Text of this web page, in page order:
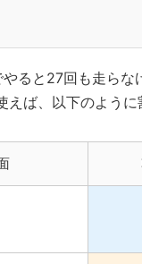
ると27回も走らな
えば、以下のように